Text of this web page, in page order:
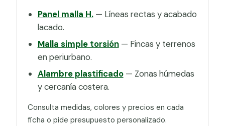
Panel malla H.— Líneas rectas y acabado
lacado.
Malla simple torsión— Fincas y terrenos
en periurbano.
Alambre plastificado— Zonas húmedas
y cercanía costera.
Consulta medidas, colores y precios en cada
ficha o pide presupuesto personalizado.